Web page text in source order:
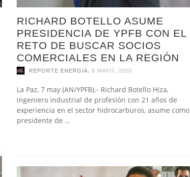
RICHARD BOTELLO ASUME
PRESIDENCIA DE YPFB CON EL
RETO DE BUSCAR SOCIOS
COMERCIALES EN LA REGIÓN
REPORTE ENERGIA 8 MAYO, 2020
La Paz, 7 may (AN/YPFB).- Richard Botello Hiza,
ingeniero industrial de profesión con 21 años de
experiencia en el sector hidrocarburos, asume como
presidente de …